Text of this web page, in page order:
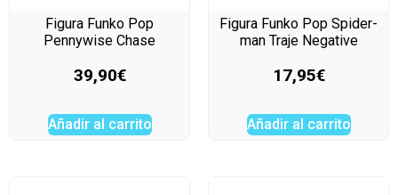
Figura Funko Pop
Pennywise Chase
39,90€
Añadir al carrito
Figura Funko Pop Spider-
man Traje Negative
17,95€
Añadir al carrito